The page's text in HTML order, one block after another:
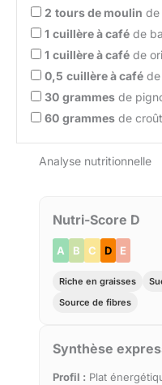
2 tours de moulin de
1 cuillère à café de
1 cuillère à café de
0,5 cuillère à café de
30 grammes de
60 grammes de
Analyse nutritionnelle
Nutri-Score D
A B C D E
Riche en graisses
Source de fibres
Synthèse
Profil : Plat